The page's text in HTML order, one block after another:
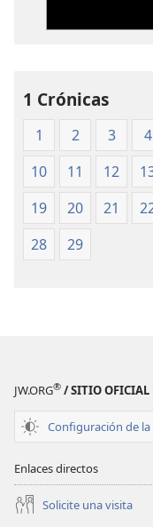
1 Crónicas
1 2 3 4
10
11 12
19
20 21
28
29
JW.ORG® / SITIO OFICIAL
Configuración de
Enlaces directos
Solicite una visita